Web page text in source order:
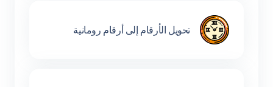
تحويل الأرقام إلى أرقام رومانية